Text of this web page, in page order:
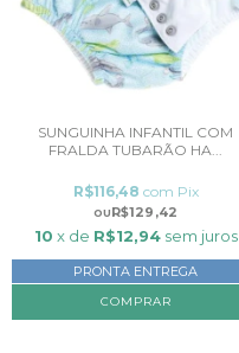
SUNGUINHA INFANTIL COM
FRALDA TUBARÃO HA...
R$129,42
R$116,48 com Pix
10 x de R$12,94 sem juros
PRONTA ENTREGA
COMPRAR